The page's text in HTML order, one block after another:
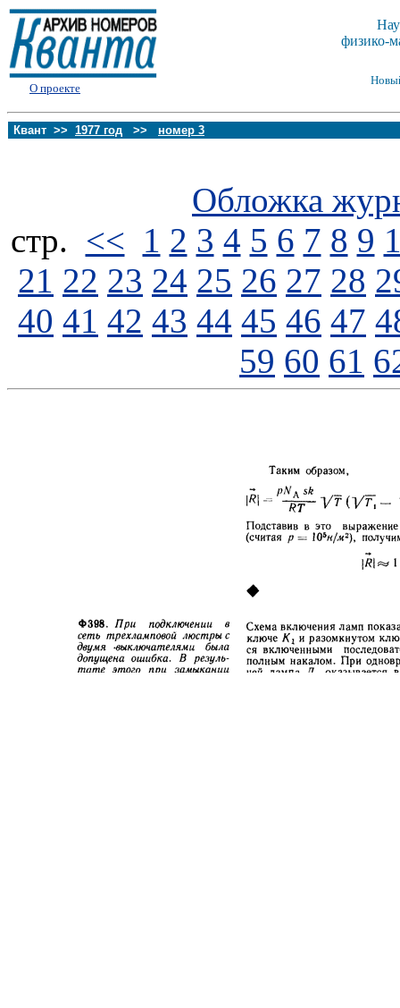
О проекте
физико-
Квант >> 1977 год >> номер 3
Обложка
стp. << 1 2 3 4 5 6 7 8 9
21 22 23 24 25 26 27 28
40 41 42 43 44 45 46 47
59 60 61